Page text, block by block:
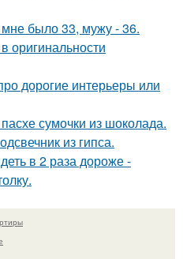
было 33, мужу - 36.
оригинальности
дорогие интерьеры или
сумочки из шоколада.
из гипса.
в 2 раза дороже -